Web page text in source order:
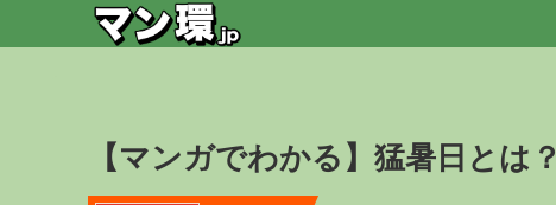
【マンガでわかる】猛暑日とは？